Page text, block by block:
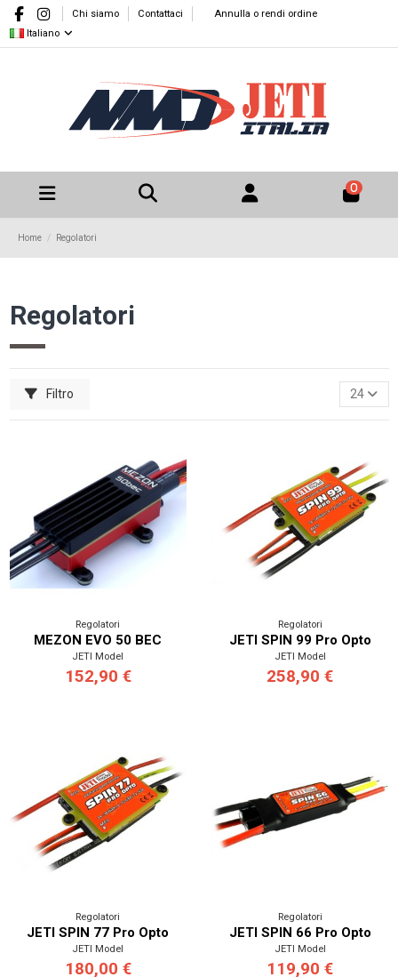
Chi siamo Contattaci
Annulla o rendi ordine
Italiano
0
Home Regolatori
Regolatori
Filtro 24
Regolatori
MEZON EVO 50 BEC
JETI Model
152,90 €
Regolatori
JETI SPIN 99 Pro Opto
JETI Model
258,90 €
Regolatori
JETI SPIN 77 Pro Opto
JETI Model
180,00 €
Regolatori
JETI SPIN 66 Pro Opto
JETI Model
119,90 €